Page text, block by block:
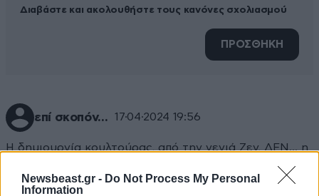
Newsbeast.gr - Do Not Process My Personal
Information
Διαβάστε και ακολουθήστε τους κανόνες σχολιασμού
ΠΡΟΣΘΗΚΗ
επί σκοπόν... 17·04·2024 19:56
Η δημιουργία κουλτούρας, από την γενιά Ζεν, ΔΕΝ... η
υπομονή είναι άγνωστη λέξη γι αυτά τα παιδιά κι όλα
θέλουν να γίνονται στο πατ κιουτ κυρία πατακιούτα...